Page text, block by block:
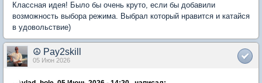
Классная идея! Было бы очень круто, если бы добавили
возможность выбора режима. Выбрал который нравится и катайся
в удовольствие)
☮ Pay2skill
05 Июн 2026